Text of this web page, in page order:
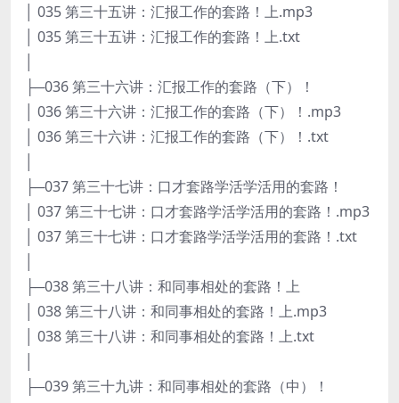
│ 035 第三十五讲：汇报工作的套路！上.mp3
│ 035 第三十五讲：汇报工作的套路！上.txt
├─036 第三十六讲：汇报工作的套路（下）！
│ 036 第三十六讲：汇报工作的套路（下）！.mp3
│ 036 第三十六讲：汇报工作的套路（下）！.txt
├─037 第三十七讲：口才套路学活学活用的套路！
│ 037 第三十七讲：口才套路学活学活用的套路！.mp3
│ 037 第三十七讲：口才套路学活学活用的套路！.txt
├─038 第三十八讲：和同事相处的套路！上
│ 038 第三十八讲：和同事相处的套路！上.mp3
│ 038 第三十八讲：和同事相处的套路！上.txt
├─039 第三十九讲：和同事相处的套路（中）！